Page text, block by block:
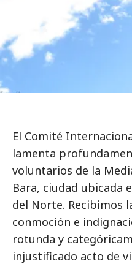
El Comité
lamenta
voluntarios de la
Bara, ciudad ubicada
del Norte. Recibimos
conmoción e
rotunda y
injustificado acto de